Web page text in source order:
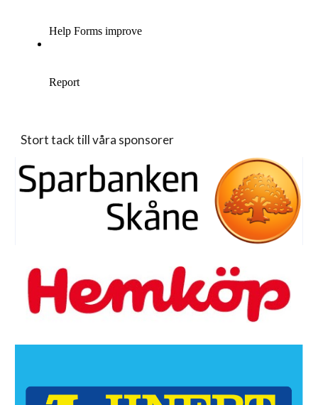
Stort tack till våra sponsorer